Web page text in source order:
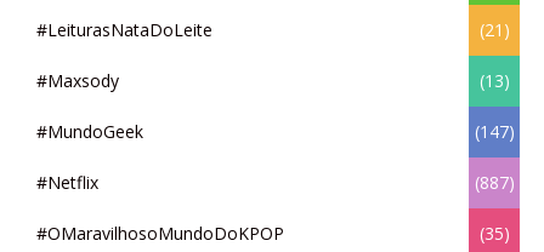
#LeiturasNataDoLeite (21)
#Maxsody (13)
#MundoGeek (147)
#Netflix (887)
#OMaravilhosoMundoDoKPOP (35)